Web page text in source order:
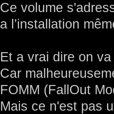
Ce volume
a l’installation
Et a vrai dire on
Car
FOMM (FallOut
Mais ce n'est pas